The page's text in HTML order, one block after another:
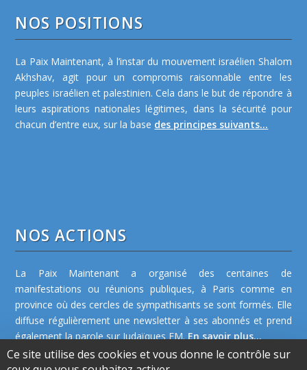
NOS POSITIONS
La Paix Maintenant, à l’instar du mouvement israélien Shalom
Akhshav, agit pour un compromis raisonnable entre les
peuples israélien et palestinien. Cela dans le but de répondre à
leurs aspirations nationales légitimes, dans la sécurité pour
chacun d’entre eux, sur la base des principes suivants...
NOS ACTIONS
La Paix Maintenant a organisé des centaines de
manifestations ou réunions publiques, à Paris comme en
province où des cercles de sympathisants se sont formés. Elle
diffuse régulièrement une newsletter à ses abonnés et prend
également la parole sur Judaïques FM. En savoir plus...
Ce site utilise des cookies et vous donne le contrôle sur